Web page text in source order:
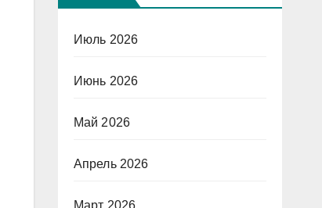
Июль 2026
Июнь 2026
Май 2026
Апрель 2026
Март 2026